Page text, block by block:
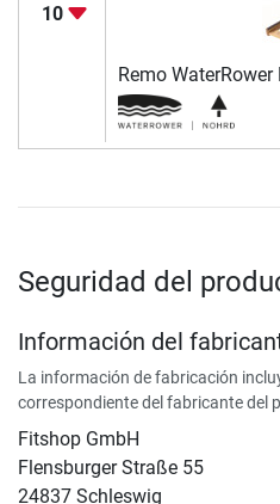
10
Remo WaterRower
Seguridad del
Información del
La información de fabricación
correspondiente del fabricante del
Fitshop GmbH
Flensburger Straße 55
24837 Schleswig